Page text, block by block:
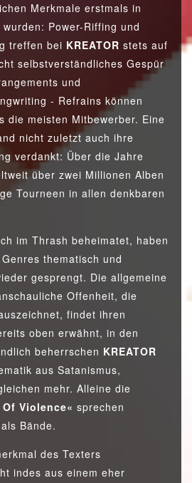
Merkmale erstmals in
Power-Riffing und
treffen bei KREATOR stets auf
selbstverständliches Gespür
und
- Refrains können
die meisten Mitbewerber. Eine
nicht zuletzt auch ihre
verdankt: Über die Jahre
über zwei Millionen Alben
Tourneen in allen denkbaren
im Thrash beheimatet, haben
thematisch und
gesprengt. Die allgemeine
Offenheit, die
findet ihren
oben erwähnt, in den
beherrschen KREATOR
aus Satanismus,
mehr. Alleine die
Of Violence« sprechen
Bände.
des Texters
indes aus einem eher